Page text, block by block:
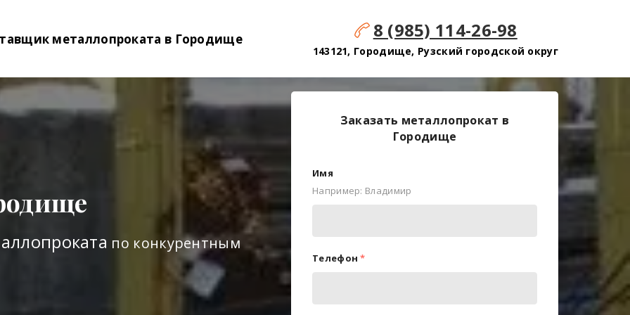
металлопроката в Городище 8 (985) 114-26-98
143121, Городище, Рузский городской округ
по конкурентным
Заказать металлопрокат в
Городище
Имя
Например: Владимир
Телефон *